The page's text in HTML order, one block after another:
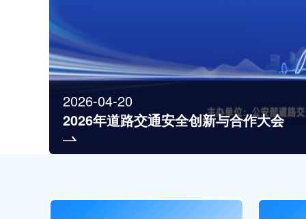
2026-04-20
2026年道路交通安全创新与合作大会